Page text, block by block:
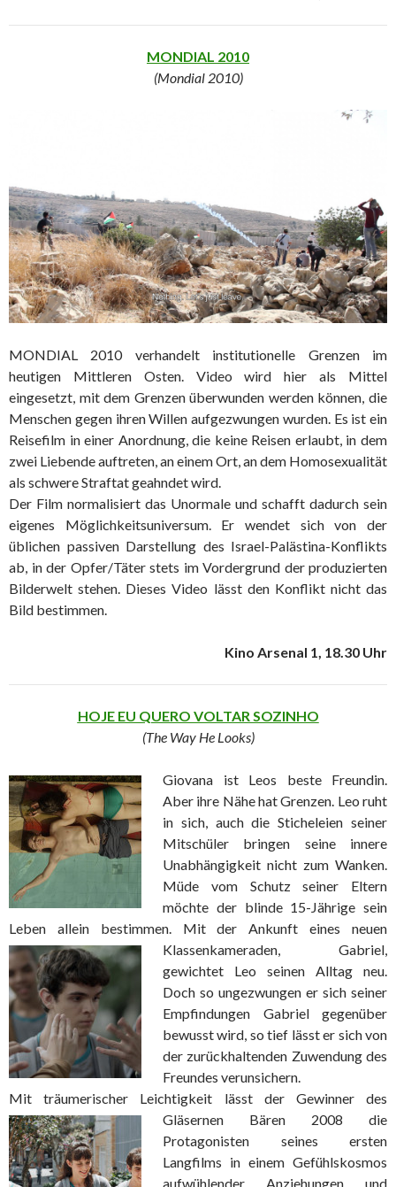
MONDIAL 2010
(Mondial 2010)
MONDIAL 2010 verhandelt institutionelle Grenzen im
heutigen Mittleren Osten. Video wird hier als Mittel
eingesetzt, mit dem Grenzen überwunden werden können, die
Menschen gegen ihren Willen aufgezwungen wurden. Es ist ein
Reisefilm in einer Anordnung, die keine Reisen erlaubt, in dem
zwei Liebende auftreten, an einem Ort, an dem Homosexualität
als schwere Straftat geahndet wird.
Der Film normalisiert das Unormale und schafft dadurch sein
eigenes Möglichkeitsuniversum. Er wendet sich von der
üblichen passiven Darstellung des Israel-Palästina-Konflikts
ab, in der Opfer/Täter stets im Vordergrund der produzierten
Bilderwelt stehen. Dieses Video lässt den Konflikt nicht das
Bild bestimmen.
Kino Arsenal 1, 18.30 Uhr
HOJE EU QUERO VOLTAR SOZINHO
(The Way He Looks)
Giovana ist Leos beste Freundin.
Aber ihre Nähe hat Grenzen. Leo ruht
in sich, auch die Sticheleien seiner
Mitschüler bringen seine innere
Unabhängigkeit nicht zum Wanken.
Müde vom Schutz seiner Eltern
möchte der blinde 15-Jährige sein
Leben allein bestimmen. Mit der Ankunft eines neuen
Klassenkameraden, Gabriel,
gewichtet Leo seinen Alltag neu.
Doch so ungezwungen er sich seiner
Empfindungen Gabriel gegenüber
bewusst wird, so tief lässt er sich von
der zurückhaltenden Zuwendung des
Freundes verunsichern.
Mit träumerischer Leichtigkeit lässt der Gewinner des
Gläsernen Bären 2008 die
Protagonisten seines ersten
Langfilms in einem Gefühlskosmos
aufwühlender Anziehungen und